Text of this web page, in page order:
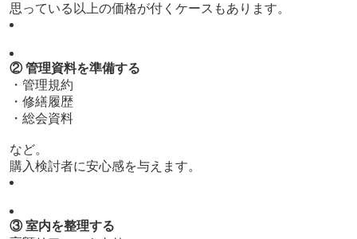
思っている以上の価格が付くケースもあります。
② 管理資料を準備する
・管理規約
・修繕履歴
・総会資料
など。
購入検討者に安心感を与えます。
③ 室内を整理する